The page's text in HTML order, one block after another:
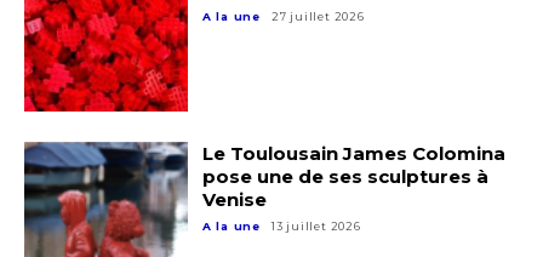
A la une 27 juillet 2026
Le Toulousain James Colomina
pose une de ses sculptures à
Venise
A la une 13 juillet 2026